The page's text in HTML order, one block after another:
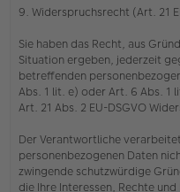
9. Widerspruchsrecht (Art. 21
Sie haben das Recht, aus
Situation ergeben, jederzeit
betreffenden
Abs. 1 lit. e) oder Art. 6 Abs. 1
Art. 21 Abs. 2 EU-DSGVO
Der Verantwortliche
personenbezogenen Daten
zwingende schutzwürdige
die Ihre Interessen, Rechte